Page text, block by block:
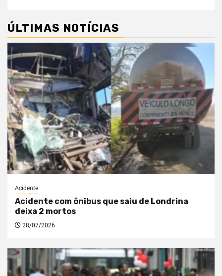
ÚLTIMAS NOTÍCIAS
Acidente
Acidente com ônibus que saiu de Londrina
deixa 2 mortos
28/07/2026